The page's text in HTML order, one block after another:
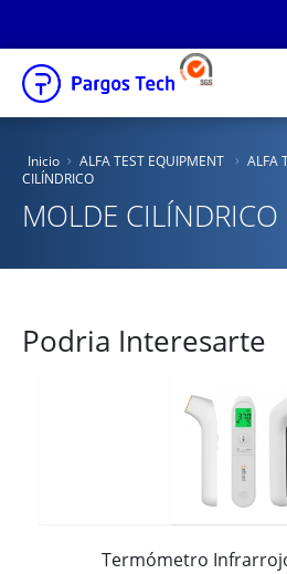
Nosotros
Productos
Novedades
Inicio ALFA TEST EQUIPMENT ALFA
CILÍNDRICO
MOLDE CILÍNDRICO
Podria Interesarte
Termómetro